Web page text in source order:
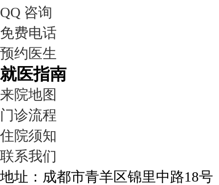
QQ 咨询
免费电话
预约医生
就医指南
来院地图
门诊流程
住院须知
联系我们
地址：成都市青羊区锦里中路18